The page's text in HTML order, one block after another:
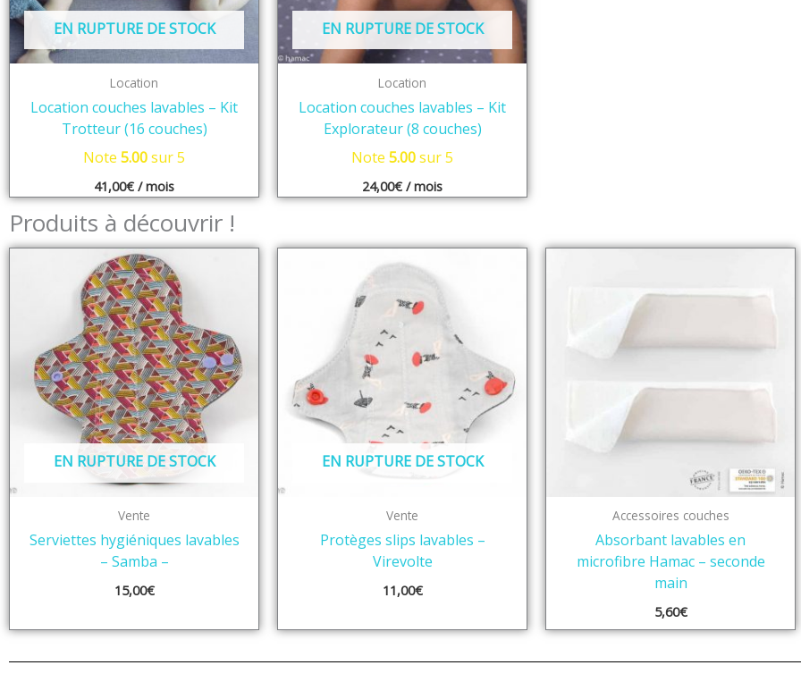
EN RUPTURE DE STOCK
Location
Location couches lavables – Kit
Trotteur (16 couches)
Note 5.00sur 5
41,00€ / mois
EN RUPTURE DE STOCK
Location
Location couches lavables – Kit
Explorateur (8 couches)
Note 5.00sur 5
24,00€ / mois
Produits à découvrir !
EN RUPTURE DE STOCK
Vente
Serviettes hygiéniques lavables
– Samba –
15,00€
EN RUPTURE DE STOCK
Vente
Protèges slips lavables –
Virevolte
11,00€
Accessoires couches
Absorbant lavables en
microfibre Hamac – seconde
main
5,60€